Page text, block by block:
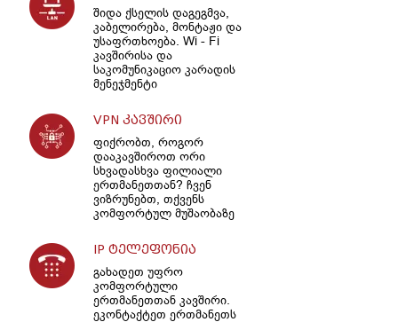
შიდა ქსელის დაგეგმვა,
კაბელირება, მონტაჟი და
უსაფრთხოება. Wi - Fi
კავშირისა და
საკომუნიკაციო კარადის
მენეჯმენტი
VPN კავშირი
ფიქრობთ, როგორ
დააკავშიროთ ორი
სხვადასხვა ფილიალი
ერთმანეთთან? ჩვენ
ვიზრუნებთ, თქვენს
კომფორტულ მუშაობაზე
IP ტელეფონია
გახადეთ უფრო
კომფორტული
ერთმანეთთან კავშირი.
ეკონტაქტეთ ერთმანეთს